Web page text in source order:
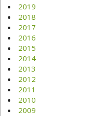
2019
2018
2017
2016
2015
2014
2013
2012
2011
2010
2009